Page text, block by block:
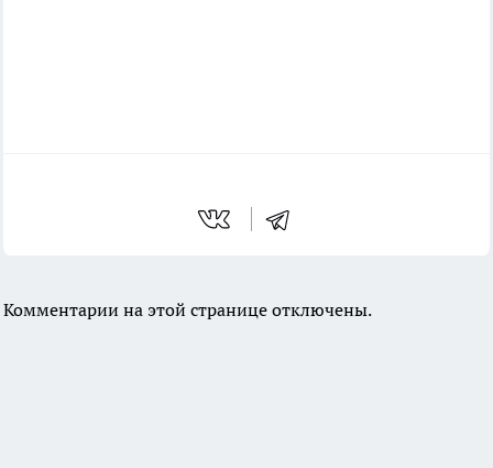
Комментарии на этой странице отключены.